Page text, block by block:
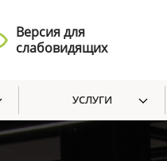
Версия для
слабовидящих
УСЛУГИ